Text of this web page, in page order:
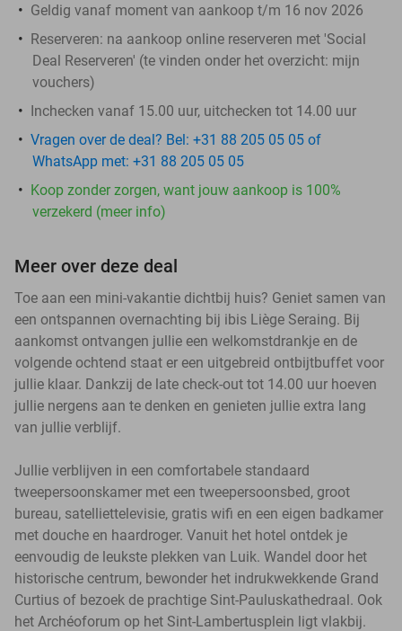
Geldig vanaf moment van aankoop t/m 16 nov 2026
Reserveren: na aankoop online reserveren met 'Social
Deal Reserveren' (te vinden onder het overzicht: mijn
vouchers)
Inchecken vanaf 15.00 uur, uitchecken tot 14.00 uur
Vragen over de deal? Bel: +31 88 205 05 05 of
WhatsApp met: +31 88 205 05 05
Koop zonder zorgen, want jouw aankoop is 100%
verzekerd (meer info)
Meer over deze deal
Toe aan een mini-vakantie dichtbij huis? Geniet samen van
een ontspannen overnachting bij ibis Liège Seraing. Bij
aankomst ontvangen jullie een welkomstdrankje en de
volgende ochtend staat er een uitgebreid ontbijtbuffet voor
jullie klaar. Dankzij de late check-out tot 14.00 uur hoeven
jullie nergens aan te denken en genieten jullie extra lang
van jullie verblijf.
Jullie verblijven in een comfortabele standaard
tweepersoonskamer met een tweepersoonsbed, groot
bureau, satelliettelevisie, gratis wifi en een eigen badkamer
met douche en haardroger. Vanuit het hotel ontdek je
eenvoudig de leukste plekken van Luik. Wandel door het
historische centrum, bewonder het indrukwekkende Grand
Curtius of bezoek de prachtige Sint-Pauluskathedraal. Ook
het Archéoforum op het Sint-Lambertusplein ligt vlakbij.